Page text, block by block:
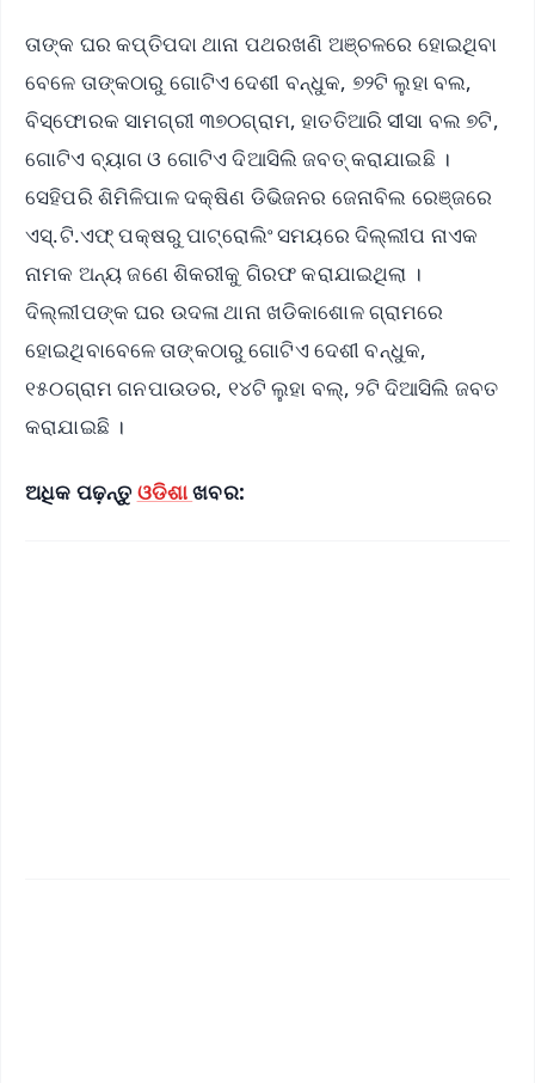
ତାଙ୍କ ଘର କପ୍ତିପଦା ଥାନା ପଥରଖଣି ଅଞ୍ଚଳରେ ହୋଇଥିବା
ବେଳେ ତାଙ୍କଠାରୁ ଗୋଟିଏ ଦେଶୀ ବନ୍ଧୁକ, ୭୨ଟି ଲୁହା ବଲ,
ବିସ୍ଫୋରକ ସାମଗ୍ରୀ ୩୭୦ଗ୍ରାମ, ହାତତିଆରି ସୀସା ବଲ ୭ଟି,
ଗୋଟିଏ ବ୍ୟାଗ ଓ ଗୋଟିଏ ଦିଆସିଲି ଜବତ୍ କରାଯାଇଛି ।
ସେହିପରି ଶିମିଳିପାଳ ଦକ୍ଷିଣ ଡିଭିଜନର ଜେନାବିଲ ରେଞ୍ଜରେ
ଏସ୍.ଟି.ଏଫ୍ ପକ୍ଷରୁ ପାଟ୍ରୋଲିଂ ସମୟରେ ଦିଲ୍ଲୀପ ନାଏକ
ନାମକ ଅନ୍ୟ ଜଣେ ଶିକରୀକୁ ଗିରଫ କରାଯାଇଥିଲା ।
ଦିଲ୍ଲୀପଙ୍କ ଘର ଉଦଳା ଥାନା ଖଡିକାଶୋଳ ଗ୍ରାମରେ
ହୋଇଥିବାବେଳେ ତାଙ୍କଠାରୁ ଗୋଟିଏ ଦେଶୀ ବନ୍ଧୁକ,
୧୫୦ଗ୍ରାମ ଗନପାଉଡର, ୧୪ଟି ଲୁହା ବଲ୍, ୨ଟି ଦିଆସିଲି ଜବତ
କରାଯାଇଛି ।
ଅଧିକ ପଢ଼ନ୍ତୁ ଓଡିଶାଖବର: